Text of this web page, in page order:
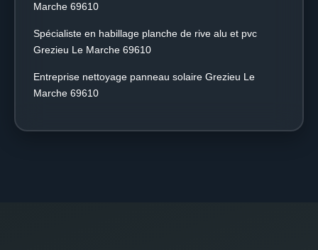
Marche 69610
Spécialiste en habillage planche de rive alu et pvc
Grezieu Le Marche 69610
Entreprise nettoyage panneau solaire Grezieu Le
Marche 69610